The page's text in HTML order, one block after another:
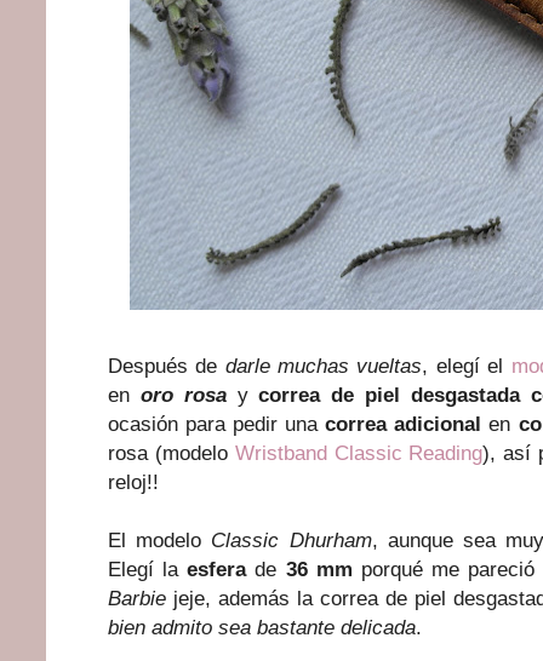
Después de darle muchas vueltas, elegí el
en oro rosa ycorrea de piel desgastada
ocasión para pedir unacorrea adicional en
rosa (modelo Wristband Classic Reading), así
reloj!!
El modelo Classic Dhurham, aunque sea
Elegí laesferade 36 mm porqué me
Barbie jeje, además la correa de piel
bien admito sea bastante delicada.